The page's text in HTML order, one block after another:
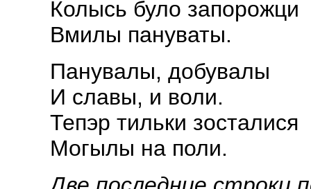
Колысь було запорожци
Вмилы пануваты.
Панувалы, добувалы
И славы, и воли.
Тепэр тильки зосталися
Могылы на поли.